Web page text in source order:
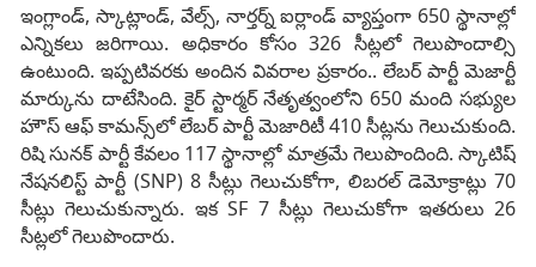
ఇంగ్లాండ్, స్కాట్లాండ్‌, వేల్స్‌, నార్తర్న్ ఐర్లాండ్‌ వ్యాప్తంగా 650 స్థానాల్లో
ఎన్నికలు జరిగాయి. అధికారం కోసం 326 సీట్లలో గెలుపొందాల్సి
ఉంటుంది. ఇప్పటివరకు అందిన వివరాల ప్రకారం.. లేబర్ పార్టీ మెజార్టీ
మార్కును దాటేసింది. కైర్ స్టార్మర్ నేతృత్వంలోని 650 మంది సభ్యుల
హౌస్ ఆఫ్ కామన్స్‌లో లేబర్ పార్టీ మెజారిటీ 410 సీట్లను గెలుచుకుంది.
రిషి సునక్ పార్టీ కేవలం 117 స్థానాల్లో మాత్రమే గెలుపొందింది. స్కాటిష్
నేషనలిస్ట్ పార్టీ (SNP) 8 సీట్లు గెలుచుకోగా, లిబరల్ డెమోక్రాట్లు 70
సీట్లు గెలుచుకున్నారు. ఇక SF 7 సీట్లు గెలుచుకోగా ఇతరులు 26
సీట్లలో గెలుపొందారు.